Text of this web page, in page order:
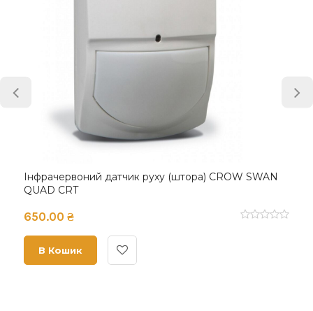
Інфрачервоний датчик руху (штора) CROW SWAN
QUAD CRT
650.00 ₴
В Кошик